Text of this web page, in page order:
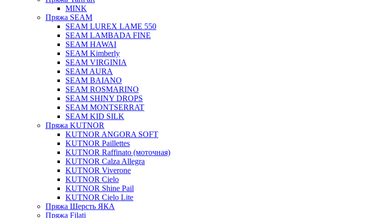
MINK
Пряжа SEAM
SEAM LUREX LAME 550
SEAM LAMBADA FINE
SEAM HAWAI
SEAM Kimberly
SEAM VIRGINIA
SEAM AURA
SEAM BAIANO
SEAM ROSMARINO
SEAM SHINY DROPS
SEAM MONTSERRAT
SEAM KID SILK
Пряжа KUTNOR
KUTNOR ANGORA SOFT
KUTNOR Paillettes
KUTNOR Raffinato (моточная)
KUTNOR Calza Allegra
KUTNOR Viverone
KUTNOR Cielo
KUTNOR Shine Pail
KUTNOR Cielo Lite
Пряжа Шерсть ЯКА
Пряжа Filati